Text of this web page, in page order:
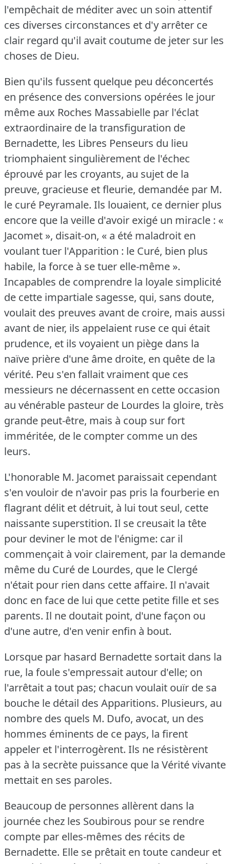
l'empêchait de méditer avec un soin attentif
ces diverses circonstances et d'y arrêter ce
clair regard qu'il avait coutume de jeter sur les
choses de Dieu.
Bien qu'ils fussent quelque peu déconcertés
en présence des conversions opérées le jour
même aux Roches Massabielle par l'éclat
extraordinaire de la transfiguration de
Bernadette, les Libres Penseurs du lieu
triomphaient singulièrement de l'échec
éprouvé par les croyants, au sujet de la
preuve, gracieuse et fleurie, demandée par M.
le curé Peyramale. Ils louaient, ce dernier plus
encore que la veille d'avoir exigé un miracle : «
Jacomet », disait-on, « a été maladroit en
voulant tuer l'Apparition : le Curé, bien plus
habile, la force à se tuer elle-même ».
Incapables de comprendre la loyale simplicité
de cette impartiale sagesse, qui, sans doute,
voulait des preuves avant de croire, mais aussi
avant de nier, ils appelaient ruse ce qui était
prudence, et ils voyaient un piège dans la
naïve prière d'une âme droite, en quête de la
vérité. Peu s'en fallait vraiment que ces
messieurs ne décernassent en cette occasion
au vénérable pasteur de Lourdes la gloire, très
grande peut-être, mais à coup sur fort
imméritée, de le compter comme un des
leurs.
L'honorable M. Jacomet paraissait cependant
s'en vouloir de n'avoir pas pris la fourberie en
flagrant délit et détruit, à lui tout seul, cette
naissante superstition. Il se creusait la tête
pour deviner le mot de l'énigme: car il
commençait à voir clairement, par la demande
même du Curé de Lourdes, que le Clergé
n'était pour rien dans cette affaire. Il n'avait
donc en face de lui que cette petite fille et ses
parents. Il ne doutait point, d'une façon ou
d'une autre, d'en venir enfin à bout.
Lorsque par hasard Bernadette sortait dans la
rue, la foule s'empressait autour d'elle; on
l'arrêtait a tout pas; chacun voulait ouïr de sa
bouche le détail des Apparitions. Plusieurs, au
nombre des quels M. Dufo, avocat, un des
hommes éminents de ce pays, la firent
appeler et l'interrogèrent. Ils ne résistèrent
pas à la secrète puissance que la Vérité vivante
mettait en ses paroles.
Beaucoup de personnes allèrent dans la
journée chez les Soubirous pour se rendre
compte par elles-mêmes des récits de
Bernadette. Elle se prêtait en toute candeur et